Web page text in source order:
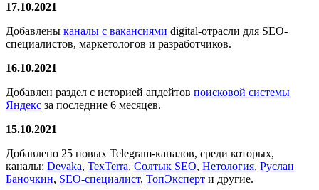
17.10.2021
Добавлены каналы с вакансиями digital-отрасли для SEO-
специалистов, маркетологов и разработчиков.
16.10.2021
Добавлен раздел с историей апдейтов поисковой системы
Яндекс за последние 6 месяцев.
15.10.2021
Добавлено 25 новых Telegram-каналов, среди которых,
каналы: Devaka, TexTerra, Солтык SEO, Нетология, Руслан
Баночкин, SEO-специалист, ТопЭксперт и другие.